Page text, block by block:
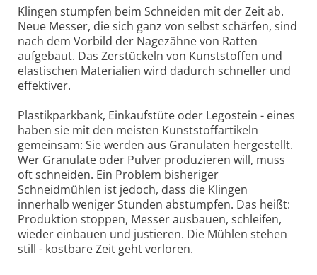
Klingen stumpfen beim Schneiden mit der Zeit ab.
Neue Messer, die sich ganz von selbst schärfen, sind
nach dem Vorbild der Nagezähne von Ratten
aufgebaut. Das Zerstückeln von Kunststoffen und
elastischen Materialien wird dadurch schneller und
effektiver.
Plastikparkbank, Einkaufstüte oder Legostein - eines
haben sie mit den meisten Kunststoffartikeln
gemeinsam: Sie werden aus Granulaten hergestellt.
Wer Granulate oder Pulver produzieren will, muss
oft schneiden. Ein Problem bisheriger
Schneidmühlen ist jedoch, dass die Klingen
innerhalb weniger Stunden abstumpfen. Das heißt:
Produktion stoppen, Messer ausbauen, schleifen,
wieder einbauen und justieren. Die Mühlen stehen
still - kostbare Zeit geht verloren.